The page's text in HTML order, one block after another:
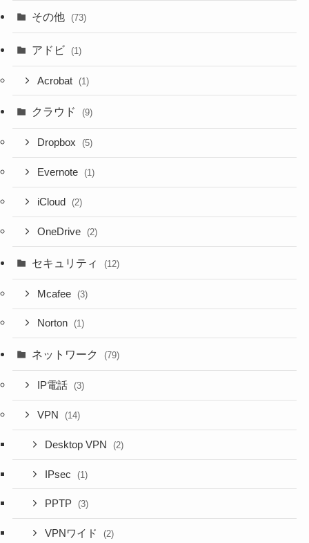
その他 (73)
アドビ (1)
Acrobat (1)
クラウド (9)
Dropbox (5)
Evernote (1)
iCloud (2)
OneDrive (2)
セキュリティ (12)
Mcafee (3)
Norton (1)
ネットワーク (79)
IP電話 (3)
VPN (14)
Desktop VPN (2)
IPsec (1)
PPTP (3)
VPNワイド (2)